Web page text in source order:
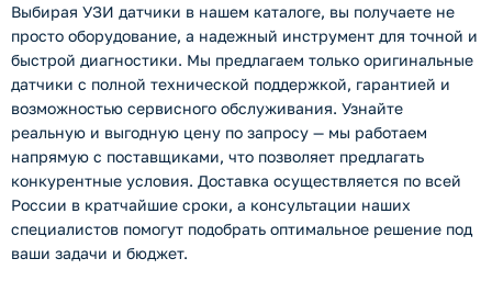
Выбирая УЗИ датчики в нашем каталоге, вы получаете не
просто оборудование, а надежный инструмент для точной и
быстрой диагностики. Мы предлагаем только оригинальные
датчики с полной технической поддержкой, гарантией и
возможностью сервисного обслуживания. Узнайте
реальную и выгодную цену по запросу — мы работаем
напрямую с поставщиками, что позволяет предлагать
конкурентные условия. Доставка осуществляется по всей
России в кратчайшие сроки, а консультации наших
специалистов помогут подобрать оптимальное решение под
ваши задачи и бюджет.